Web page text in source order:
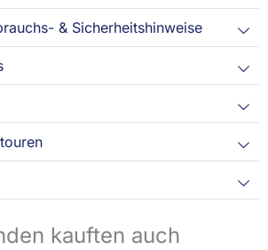
& Sicherheitshinweise
kauften auch